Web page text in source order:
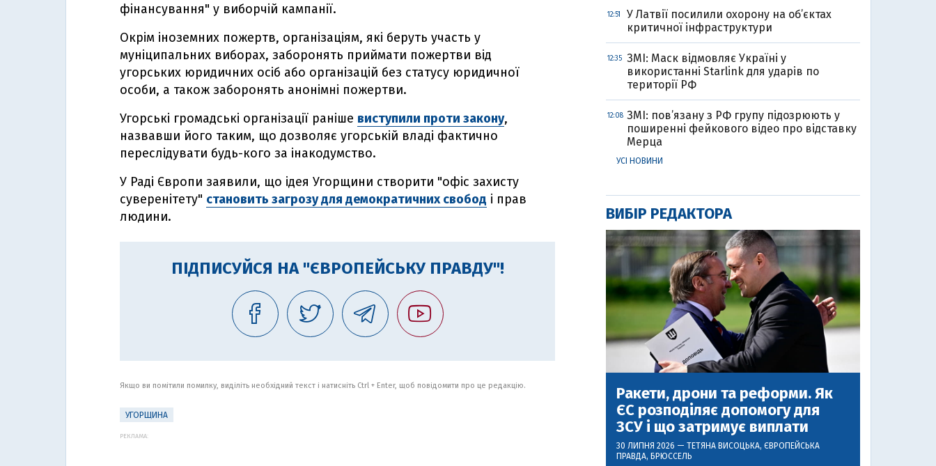
фінансування" у виборчій кампанії.
Окрім іноземних пожертв, організаціям, які беруть участь у
муніципальних виборах, заборонять приймати пожертви від
угорських юридичних осіб або організацій без статусу юридичної
особи, а також заборонять анонімні пожертви.
Угорські громадські організації раніше виступили проти закону,
назвавши його таким, що дозволяє угорській владі фактично
переслідувати будь-кого за інакодумство.
У Раді Європи заявили, що ідея Угорщини створити "офіс захисту
суверенітету" становить загрозу для демократичних свобод і прав
людини.
ПІДПИСУЙСЯ НА "ЄВРОПЕЙСЬКУ ПРАВДУ"!
Якщо ви помітили помилку, виділіть необхідний текст і натисніть Ctrl + Enter, щоб повідомити про це редакцію.
УГОРЩИНА
РЕКЛАМА:
12:51
У Латвії посилили охорону на об’єктах
критичної інфраструктури
12:35
ЗМІ: Маск відмовляє Україні у
використанні Starlink для ударів по
території РФ
12:08 ЗМІ: пов’язану з РФ групу підозрюють у
поширенні фейкового відео про відставку
Мерца
УСІ НОВИНИ
ВИБІР РЕДАКТОРА
Ракети, дрони та реформи. Як
ЄС розподіляє допомогу для
ЗСУ і що затримує виплати
30 ЛИПНЯ 2026 — ТЕТЯНА ВИСОЦЬКА, ЄВРОПЕЙСЬКА
ПРАВДА, БРЮССЕЛЬ